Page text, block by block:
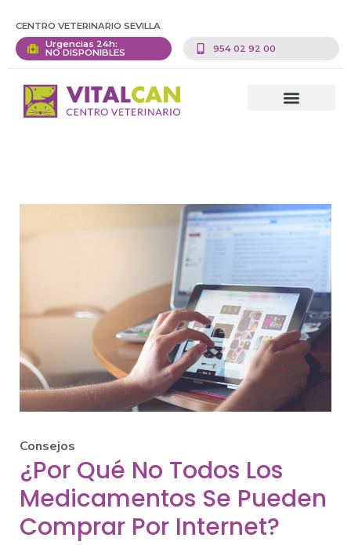
CENTRO VETERINARIO SEVILLA
Urgencias 24h:
NO DISPONIBLES 954 02 92 00
Consejos
¿Por Qué No Todos Los
Medicamentos Se Pueden
Comprar Por Internet?